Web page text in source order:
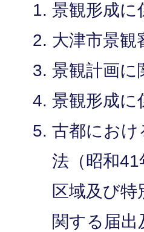
景観形成に
大津市景観
景観計画に
景観形成に
古都におけ
法（昭和
区域及び
関する届